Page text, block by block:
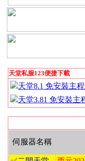
天堂私服123便捷下載
天堂8.1 免安裝主
天堂3.81 免安裝主
伺服器名稱